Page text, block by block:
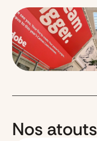
Nos atouts